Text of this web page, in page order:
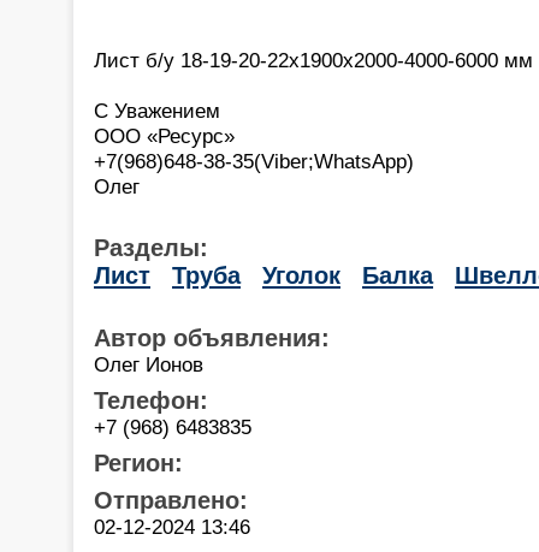
Лист б/у 18-19-20-22х1900х2000-4000-6000 мм
С Уважением
ООО «Ресурс»
+7(968)648-38-35(Viber;WhatsApp)
Олег
Разделы:
Лист
Труба Уголок Балка
Автор объявления:
Олег Ионов
Телефон:
+7 (968) 6483835
Регион:
Отправлено:
02-12-2024 13:46